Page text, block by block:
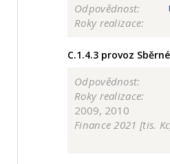
Odpovědnost:
Roky realizace:
C.1.4.3 provoz
Odpovědnost:
Roky realizace:
2009, 2010
Finance 2021 [tis.